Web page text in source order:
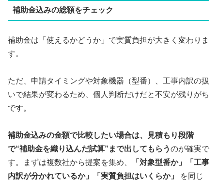
補助金込みの総額をチェック
補助金は「使えるかどうか」で実質負担が大きく変わりま
す。
ただ、申請タイミングや対象機器（型番）、工事内訳の扱
いで結果が変わるため、個人判断だけだと不安が残りがち
です。
補助金込みの金額で比較したい場合は、見積もり段階
で“補助金を織り込んだ試算”まで出してもらうのが確実で
す。まずは複数社から提案を集め、
「対象型番か」「工事
内訳が分かれているか」「実質負担はいくらか」
を同じ